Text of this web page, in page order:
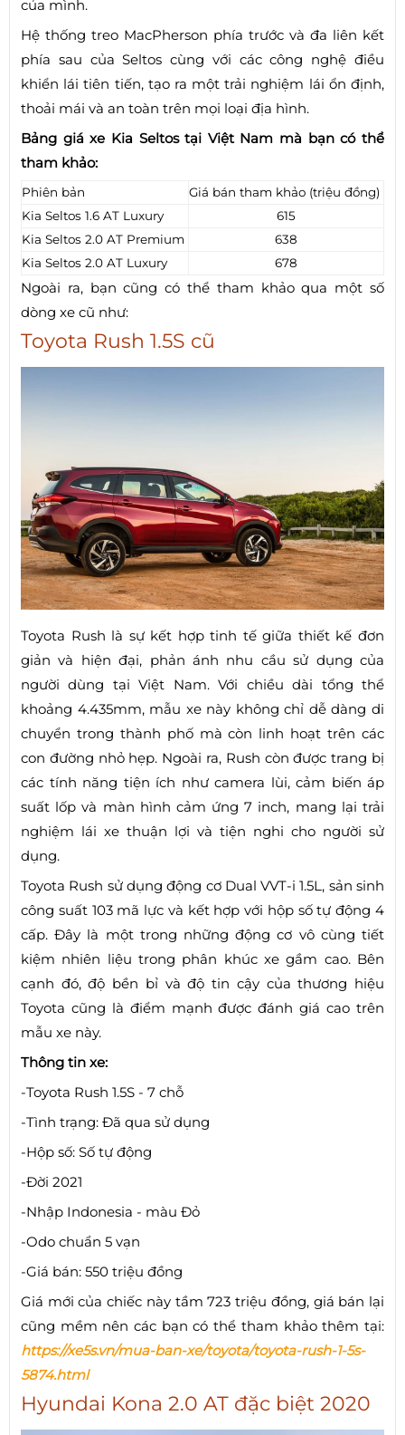
của mình.
Hệ thống treo MacPherson phía trước và đa liên kết
phía sau của Seltos cùng với các công nghệ điều
khiển lái tiên tiến, tạo ra một trải nghiệm lái ổn định,
thoải mái và an toàn trên mọi loại địa hình.
Bảng giá xe Kia Seltos tại Việt Nam mà bạn có thể
tham khảo:
Phiên bản
Giá bán tham khảo (triệu đồng)
Kia Seltos 1.6 AT Luxury
615
Kia Seltos 2.0 AT Premium
638
Kia Seltos 2.0 AT Luxury
678
Ngoài ra, bạn cũng có thể tham khảo qua một số
dòng xe cũ như:
Toyota Rush 1.5S cũ
Toyota Rush là sự kết hợp tinh tế giữa thiết kế đơn
giản và hiện đại, phản ánh nhu cầu sử dụng của
người dùng tại Việt Nam. Với chiều dài tổng thể
khoảng 4.435mm, mẫu xe này không chỉ dễ dàng di
chuyển trong thành phố mà còn linh hoạt trên các
con đường nhỏ hẹp. Ngoài ra, Rush còn được trang bị
các tính năng tiện ích như camera lùi, cảm biến áp
suất lốp và màn hình cảm ứng 7 inch, mang lại trải
nghiệm lái xe thuận lợi và tiện nghi cho người sử
dụng.
Toyota Rush sử dụng động cơ Dual VVT-i 1.5L, sản sinh
công suất 103 mã lực và kết hợp với hộp số tự động 4
cấp. Đây là một trong những động cơ vô cùng tiết
kiệm nhiên liệu trong phân khúc xe gầm cao. Bên
cạnh đó, độ bền bỉ và độ tin cậy của thương hiệu
Toyota cũng là điểm mạnh được đánh giá cao trên
mẫu xe này.
Thông tin xe:
-Toyota Rush 1.5S - 7 chỗ
-Tình trạng: Đã qua sử dụng
-Hộp số: Số tự động
-Đời 2021
-Nhập Indonesia - màu Đỏ
-Odo chuẩn 5 vạn
-Giá bán: 550 triệu đồng
Giá mới của chiếc này tầm 723 triệu đồng, giá bán lại
cũng mềm nên các bạn có thể tham khảo thêm tại:
https://xe5s.vn/mua-ban-xe/toyota/toyota-rush-1-5s-
5874.html
Hyundai Kona 2.0 AT đặc biệt 2020